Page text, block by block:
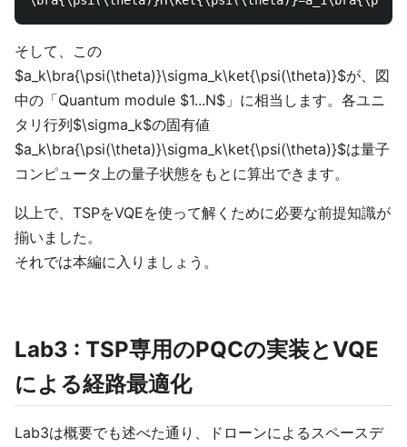
そして、この
$a_k\bra{\psi(\theta)}\sigma_k\ket{\psi(\theta)}$が、図
中の「Quantum module $1...N$」に相当します。各ユニ
タリ行列$\sigma_k$の固有値
$a_k\bra{\psi(\theta)}\sigma_k\ket{\psi(\theta)}$は量子
コンピュータ上の量子状態をもとに算出できます。
以上で、TSPをVQEを使って解くために必要な前提知識が
揃いました。
それでは本編に入りましょう。
Lab3 : TSP専用のPQCの実装とVQE
による経路最適化
Lab3は概要でも述べた通り、ドローンによるスペースデ